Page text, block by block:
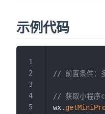
示例代码
// 前置条件：
// 获取小程序
wx.